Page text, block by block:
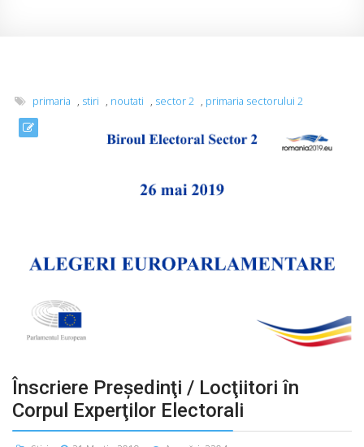
primaria , stiri , noutati , sector 2 , primaria sectorului 2
Înscriere Preşedinţi / Locţiitori în
Corpul Experţilor Electorali